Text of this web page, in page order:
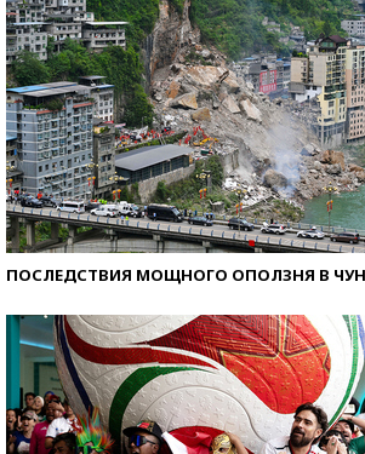
ПОСЛЕДСТВИЯ МОЩНОГО ОПОЛЗНЯ В